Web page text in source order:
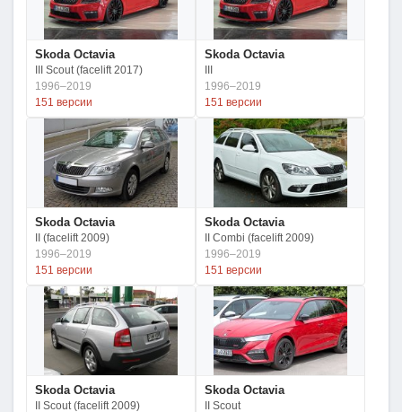
Skoda Octavia
III Scout (facelift 2017)
1996–2019
151 версии
Skoda Octavia
1996–2019
151 версии
Skoda Octavia
II (facelift 2009)
1996–2019
151 версии
Skoda Octavia
II Combi (facelift 2009)
1996–2019
151 версии
Skoda Octavia
II Scout (facelift 2009)
Skoda Octavia
II Scout